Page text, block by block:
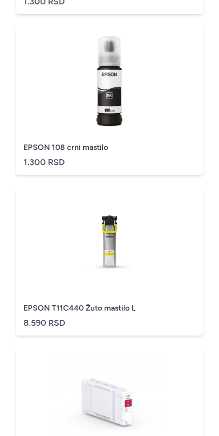
EPSON 108 crni mastilo
1.300 RSD
EPSON T11C440 Žuto mastilo L
8.590 RSD